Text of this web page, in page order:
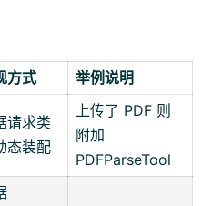
方式 举例说明
请求类
态装配
上传了 PDF 则
附加
PDFParseTool